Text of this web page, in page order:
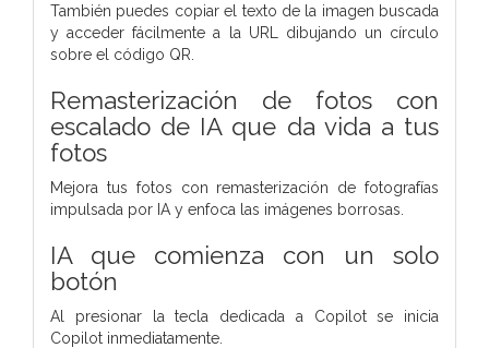
También puedes copiar el texto de la imagen buscada
y acceder fácilmente a la URL dibujando un círculo
sobre el código QR.
Remasterización de fotos con
escalado de IA que da vida a tus
fotos
Mejora tus fotos con remasterización de fotografías
impulsada por IA y enfoca las imágenes borrosas.
IA que comienza con un solo
botón
Al presionar la tecla dedicada a Copilot se inicia
Copilot inmediatamente.